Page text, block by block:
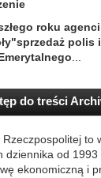
roku
polis
do treści
Rzeczpospolitej to
dziennika od
ekonomiczną i